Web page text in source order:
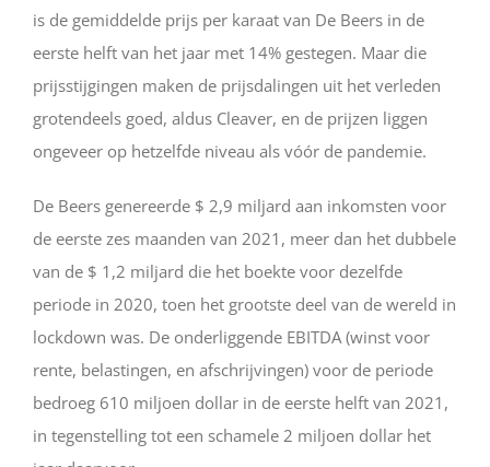
is de gemiddelde prijs per karaat van De Beers in de
eerste helft van het jaar met 14% gestegen. Maar die
prijsstijgingen maken de prijsdalingen uit het verleden
grotendeels goed, aldus Cleaver, en de prijzen liggen
ongeveer op hetzelfde niveau als vóór de pandemie.
De Beers genereerde $ 2,9 miljard aan inkomsten voor
de eerste zes maanden van 2021, meer dan het dubbele
van de $ 1,2 miljard die het boekte voor dezelfde
periode in 2020, toen het grootste deel van de wereld in
lockdown was. De onderliggende EBITDA (winst voor
rente, belastingen, en afschrijvingen) voor de periode
bedroeg 610 miljoen dollar in de eerste helft van 2021,
in tegenstelling tot een schamele 2 miljoen dollar het